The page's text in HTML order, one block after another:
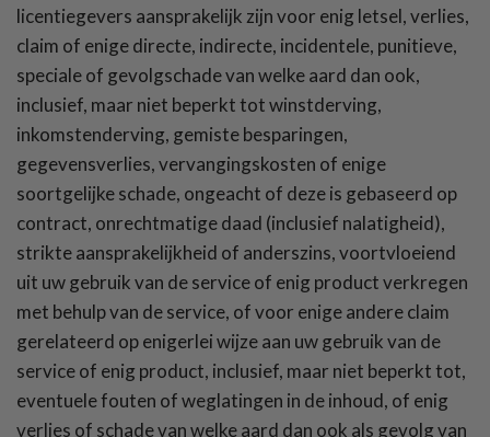
licentiegevers aansprakelijk zijn voor enig letsel, verlies,
claim of enige directe, indirecte, incidentele, punitieve,
speciale of gevolgschade van welke aard dan ook,
inclusief, maar niet beperkt tot winstderving,
inkomstenderving, gemiste besparingen,
gegevensverlies, vervangingskosten of enige
soortgelijke schade, ongeacht of deze is gebaseerd op
contract, onrechtmatige daad (inclusief nalatigheid),
strikte aansprakelijkheid of anderszins, voortvloeiend
uit uw gebruik van de service of enig product verkregen
met behulp van de service, of voor enige andere claim
gerelateerd op enigerlei wijze aan uw gebruik van de
service of enig product, inclusief, maar niet beperkt tot,
eventuele fouten of weglatingen in de inhoud, of enig
verlies of schade van welke aard dan ook als gevolg van